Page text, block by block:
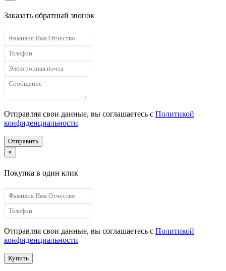
Заказать обратный звонок
Отправляя свои данные, вы соглашаетесь с Политикой
конфиденциальности
Отправить
×
Покупка в один клик
Отправляя свои данные, вы соглашаетесь с Политикой
конфиденциальности
Купить